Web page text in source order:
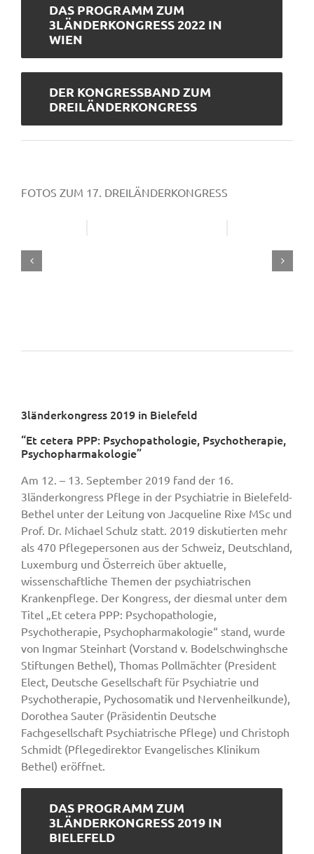
DAS PROGRAMM ZUM
3LÄNDERKONGRESS 2022 IN
WIEN
DER KONGRESSBAND ZUM
DREILÄNDERKONGRESS
FOTOS ZUM 17. DREILÄNDERKONGRESS
3länderkongress 2019 in Bielefeld
“Et cetera PPP: Psychopathologie, Psychotherapie,
Psychopharmakologie”
Am 12. – 13. September 2019 fand der 16.
3länderkongress Pflege in der Psychiatrie in Bielefeld-
Bethel unter der Leitung von Jacqueline Rixe MSc und
Prof. Dr. Michael Schulz statt. 2019 diskutierten mehr
als 470 Pflegepersonen aus der Schweiz, Deutschland,
Luxemburg und Österreich über aktuelle,
wissenschaftliche Themen der psychiatrischen
Krankenpflege. Der Kongress, der diesmal unter dem
Titel „Et cetera PPP: Psychopathologie,
Psychotherapie, Psychopharmakologie“ stand, wurde
von Ingmar Steinhart (Vorstand v. Bodelschwinghsche
Stiftungen Bethel), Thomas Pollmächter (President
Elect, Deutsche Gesellschaft für Psychiatrie und
Psychotherapie, Pychosomatik und Nervenheilkunde),
Dorothea Sauter (Präsidentin Deutsche
Fachgesellschaft Psychiatrische Pflege) und Christoph
Schmidt (Pflegedirektor Evangelisches Klinikum
Bethel) eröffnet.
DAS PROGRAMM ZUM
3LÄNDERKONGRESS 2019 IN
BIELEFELD